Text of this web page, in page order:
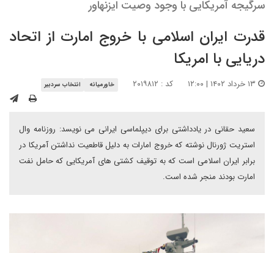
سرگیجه آمریکایی با وجود وصیت ایزنهاور
قدرت ایران اسلامی با خروج امارت از اتحاد
دریایی با امریکا
کد : ۲۰۱۹۸۱۲ خاورمیانه انتخاب سردبیر
سعید حقانی در یادداشتی برای دیپلماسی ایرانی می نویسد: روزنامه وال
استریت ژورنال نوشته که خروج امارات به دلیل قاطعیت نداشتن آمریکا در
برابر ایران اسلامی است که به توقیف کشتی های آمریکایی که حامل نفت
امارت بودند منجر شده است.